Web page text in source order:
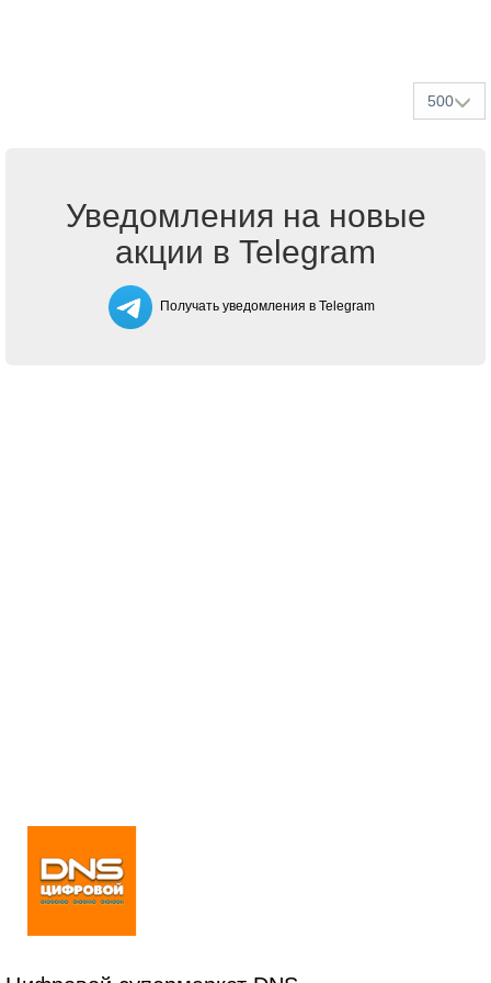
500
Уведомления на новые
акции в Telegram
Получать уведомления в Telegram